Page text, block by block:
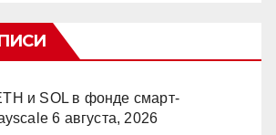
и SOL в фонде смарт-
6 августа, 2026